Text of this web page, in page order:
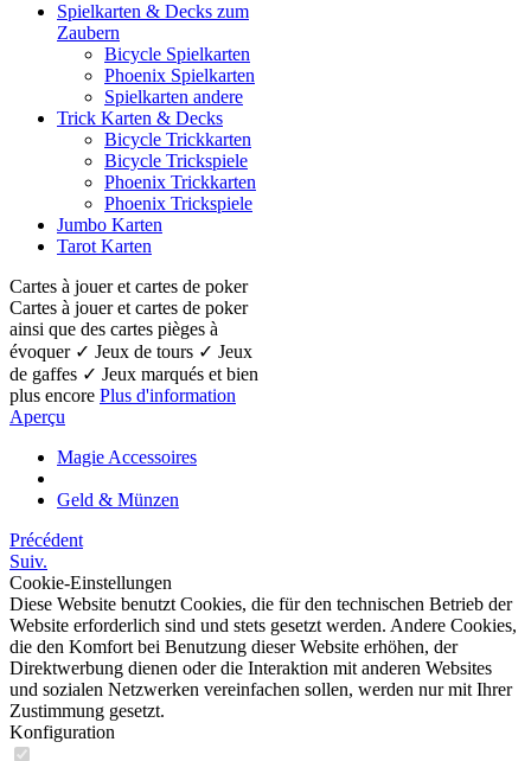
Spielkarten & Decks zum
Zaubern
Bicycle Spielkarten
Phoenix Spielkarten
Spielkarten andere
Trick Karten & Decks
Bicycle Trickkarten
Bicycle Trickspiele
Phoenix Trickkarten
Phoenix Trickspiele
Jumbo Karten
Tarot Karten
Cartes à jouer et cartes de poker
Cartes à jouer et cartes de poker
ainsi que des cartes pièges à
évoquer ✓ Jeux de tours ✓ Jeux
de gaffes ✓ Jeux marqués et bien
plus encore Plus d'information
Aperçu
Magie Accessoires
Geld & Münzen
Précédent
Suiv.
Cookie-Einstellungen
Diese Website benutzt Cookies, die für den technischen Betrieb der
Website erforderlich sind und stets gesetzt werden. Andere Cookies,
die den Komfort bei Benutzung dieser Website erhöhen, der
Direktwerbung dienen oder die Interaktion mit anderen Websites
und sozialen Netzwerken vereinfachen sollen, werden nur mit Ihrer
Zustimmung gesetzt.
Konfiguration